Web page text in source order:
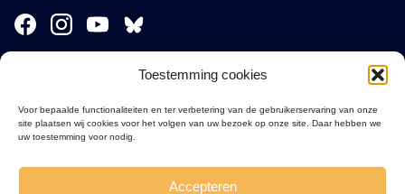
Toestemming cookies
Voor bepaalde functionaliteiten en ter verbetering van de gebruikerservaring van onze
site plaatsen wij cookies voor het volgen van uw bezoek op onze site. Daar hebben we
uw toestemming voor nodig.
Accepteren